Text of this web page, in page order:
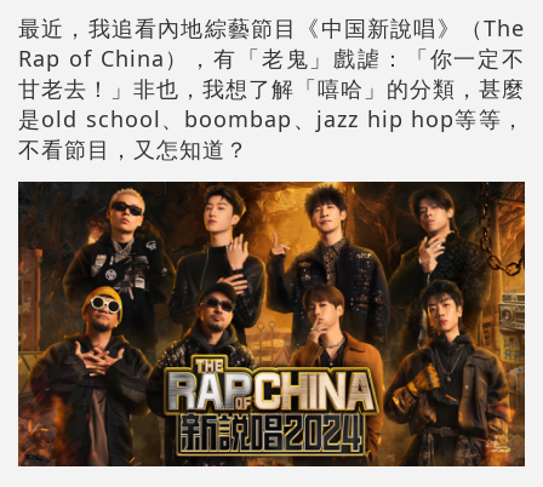
最近，我追看內地綜藝節目《中国新說唱》（The
Rap of China），有「老鬼」戲謔：「你一定不
甘老去！」非也，我想了解「嘻哈」的分類，甚麼
是old school、boombap、jazz hip hop等等，
不看節目，又怎知道？